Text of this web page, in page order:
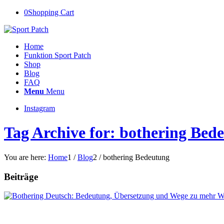
0Shopping Cart
Home
Funktion Sport Patch
Shop
Blog
FAQ
Menu Menu
Instagram
Tag Archive for: bothering
You are here: Home1 / Blog2 / bothering Bedeutung
Beiträge